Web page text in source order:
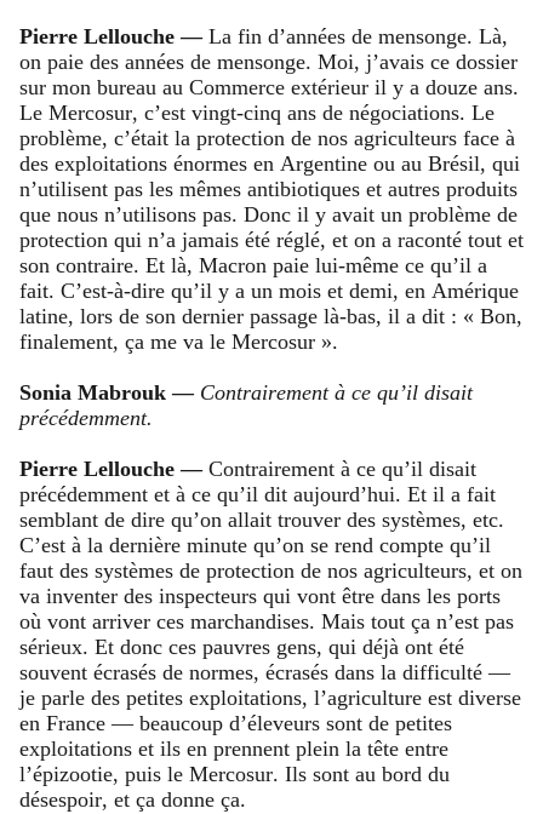
Pierre Lellouche —La fin d’années de mensonge. Là,
on paie des années de mensonge. Moi, j’avais ce dossier
sur mon bureau au Commerce extérieur il y a douze ans.
Le Mercosur, c’est vingt-cinq ans de négociations. Le
problème, c’était la protection de nos agriculteurs face à
des exploitations énormes en Argentine ou au Brésil, qui
n’utilisent pas les mêmes antibiotiques et autres produits
que nous n’utilisons pas. Donc il y avait un problème de
protection qui n’a jamais été réglé, et on a raconté tout et
son contraire. Et là, Macron paie lui-même ce qu’il a
fait. C’est-à-dire qu’il y a un mois et demi, en Amérique
latine, lors de son dernier passage là-bas, il a dit : « Bon,
finalement, ça me va le Mercosur ».
Sonia Mabrouk — Contrairement à ce qu’il disait
précédemment.
Pierre Lellouche —Contrairement à ce qu’il disait
précédemment et à ce qu’il dit aujourd’hui. Et il a fait
semblant de dire qu’on allait trouver des systèmes, etc.
C’est à la dernière minute qu’on se rend compte qu’il
faut des systèmes de protection de nos agriculteurs, et on
va inventer des inspecteurs qui vont être dans les ports
où vont arriver ces marchandises. Mais tout ça n’est pas
sérieux. Et donc ces pauvres gens, qui déjà ont été
souvent écrasés de normes, écrasés dans la difficulté —
je parle des petites exploitations, l’agriculture est diverse
en France — beaucoup d’éleveurs sont de petites
exploitations et ils en prennent plein la tête entre
l’épizootie, puis le Mercosur. Ils sont au bord du
désespoir, et ça donne ça.